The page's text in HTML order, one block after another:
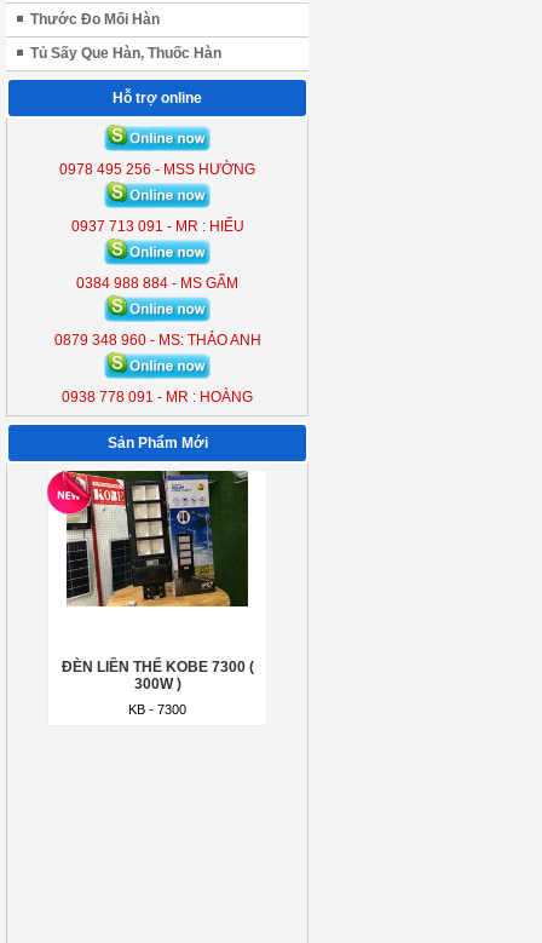
Thước Đo Mối Hàn
Tủ Sấy Que Hàn, Thuốc Hàn
Hỗ trợ online
0978 495 256 - MSS HƯỜNG
0937 713 091 - MR : HIẾU
0384 988 884 - MS GẤM
0879 348 960 - MS: THẢO ANH
0938 778 091 - MR : HOÀNG
Sản Phẩm Mới
ĐÈN LIỀN THỂ KOBE 7300 (
KB - 7300
ĐÈN LIỀN THỂ KOBE 7300 (
300W )
KB - 7300
ĐÈN LIỀN THỂ KOBE 7300 (
300W )
KB - 7300